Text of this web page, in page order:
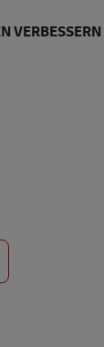
VERBESSERN